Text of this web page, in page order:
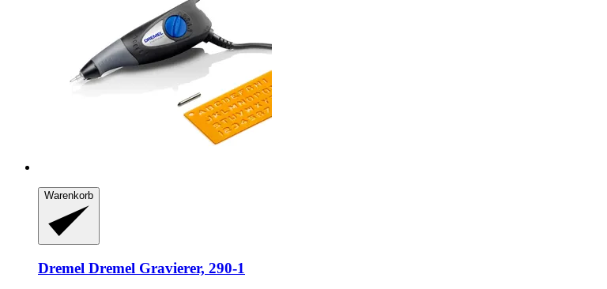
Warenkorb
Dremel Dremel Gravierer, 290-​1